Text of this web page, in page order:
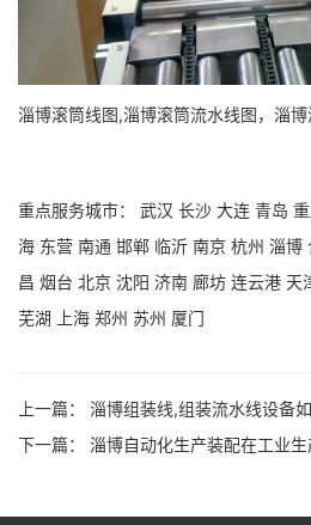
淄博滚筒线图,淄博滚筒流水线图，淄
重点服务城市： 武汉 长沙 大连 青岛
海 东营 南通 邯郸 临沂 南京 杭州 淄博
昌 烟台 北京 沈阳 济南 廊坊 连云港 天
芜湖
上海 郑州 苏州 厦门
上一篇： 淄博组装线,组装流水线设备
下一篇： 淄博自动化生产装配在工业生